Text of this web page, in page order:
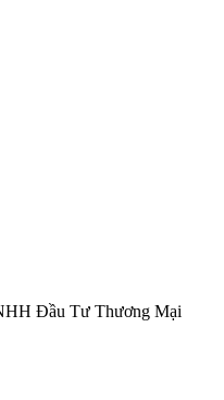
Đầu Tư Thương Mại